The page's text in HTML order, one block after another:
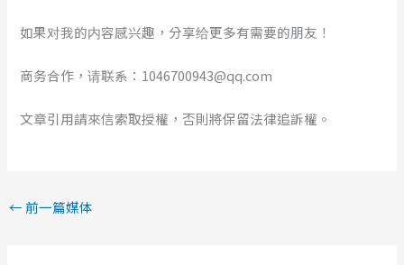
如果对我的内容感兴趣，分享给更多有需要的朋友！
商务合作，请联系：1046700943@qq.com
文章引用請來信索取授權，否則將保留法律追訴權。
← 前一篇媒体